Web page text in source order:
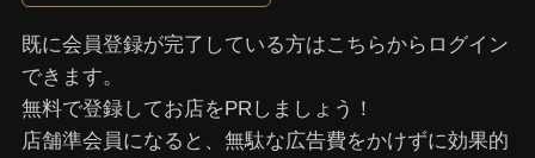
既に会員登録が完了している⽅はこちらからログイン
できます。
無料で登録してお店をPRしましょう！
店舗準会員になると、無駄な広告費をかけずに効果的